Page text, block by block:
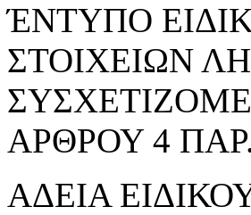
ΈΝΤΥΠΟ
ΣΤΟΙΧΕΙΩΝ
ΑΡΘΡΟΥ 4
ΑΔΕΙΑ